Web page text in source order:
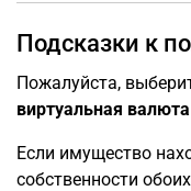
Подсказки к
Пожалуйста,
виртуальная
Если имущество
собственности